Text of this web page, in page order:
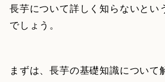
長芋について詳しく知らないとい
でしょう。
まずは、長芋の基礎知識について